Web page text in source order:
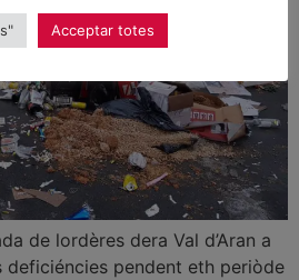
de lordères dera Val d’Aran a
pendent eth periòde
Acceptar totes